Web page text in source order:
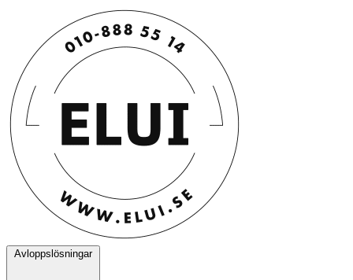
Avloppslösningar